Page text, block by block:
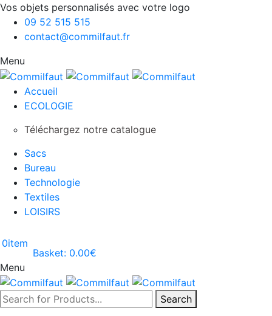
Vos objets personnalisés avec votre logo
09 52 515 515
contact@commilfaut.fr
Menu
Accueil
ECOLOGIE
Téléchargez notre catalogue
Sacs
Bureau
Technologie
Textiles
LOISIRS
0item
Basket: 0.00€
Menu
Search